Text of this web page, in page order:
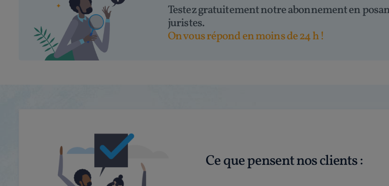
Testez gratuitement notre abonnement en
juristes.
On vous répond en moins de 24 h !
Ce que pensent nos clients :